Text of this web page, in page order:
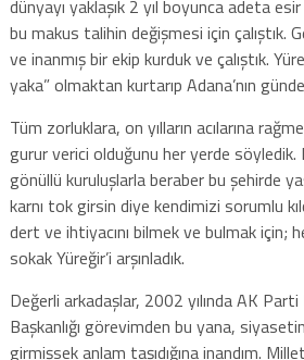
dünyayı yaklaşık 2 yıl boyunca adeta
bu makus talihin değişmesi için çalıştık.
ve inanmış bir ekip kurduk ve çalıştık.
yaka” olmaktan kurtarıp Adana’nın
Tüm zorluklara, on yılların acılarına
gurur verici olduğunu her yerde
gönüllü kuruluşlarla beraber bu şehirde
karnı tok girsin diye kendimizi sorumlu
dert ve ihtiyacını bilmek ve bulmak için;
sokak Yüreğir’i arşınladık.
Değerli arkadaşlar, 2002 yılında AK Parti
Başkanlığı görevimden bu yana,
girmişsek anlam taşıdığına inandım.